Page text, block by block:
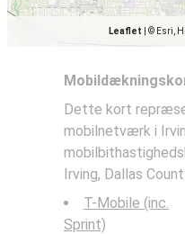
Leaflet © Esri,
Dette kort
mobilnetværk i
Irving, Dallas
T-Mobile (inc.
Sprint)